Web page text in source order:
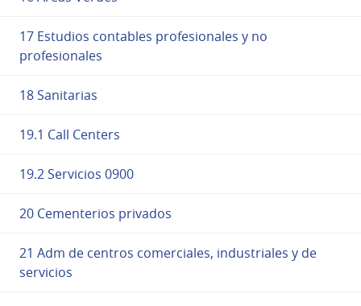
17 Estudios contables profesionales y no
profesionales
18 Sanitarias
19.1 Call Centers
19.2 Servicios 0900
20 Cementerios privados
21 Adm de centros comerciales, industriales y de
servicios